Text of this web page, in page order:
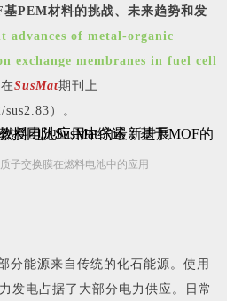
PEM材料的挑战、未来趋势和发
advances of metal-organic
exchange membranes in fuel cell
SusMat期刊上
）。
子交换膜在燃料电池中的应用
分能源来自传统的化石能源。使用
发电占据了大部分电力供应。日常